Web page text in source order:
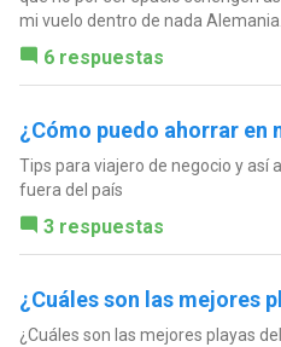
mi vuelo dentro de nada Alemania.
6 respuestas
¿Cómo puedo ahorrar en
Tips para viajero de negocio y así
fuera del país
3 respuestas
¿Cuáles son las mejores
¿Cuáles son las mejores playas